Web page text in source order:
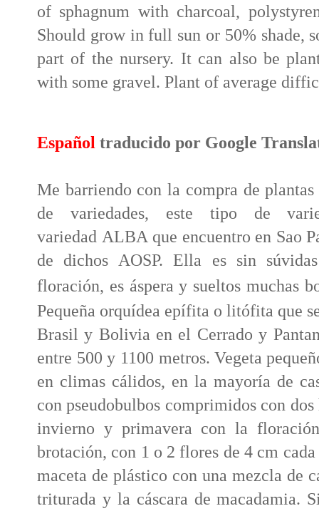
of sphagnum with charcoal,
Should grow in full sun or 50% shade,
part of the nursery. It can also be
with some gravel. Plant of average
Español traducido por Google
Me barriendo con la compra de
de variedades, este tipo de
variedad ALBA que encuentro en Sao
de dichos AOSP. Ella es sin
floración, es áspera y sueltos muchas
Pequeña orquídea epífita o litófita que
Brasil y Bolivia en el Cerrado y
entre 500 y 1100 metros. Vegeta
en climas cálidos, en la mayoría de
con pseudobulbos comprimidos con
invierno y primavera con la
brotación, con 1 o 2 flores de 4 cm
maceta de plástico con una mezcla de
triturada y la cáscara de macadamia.